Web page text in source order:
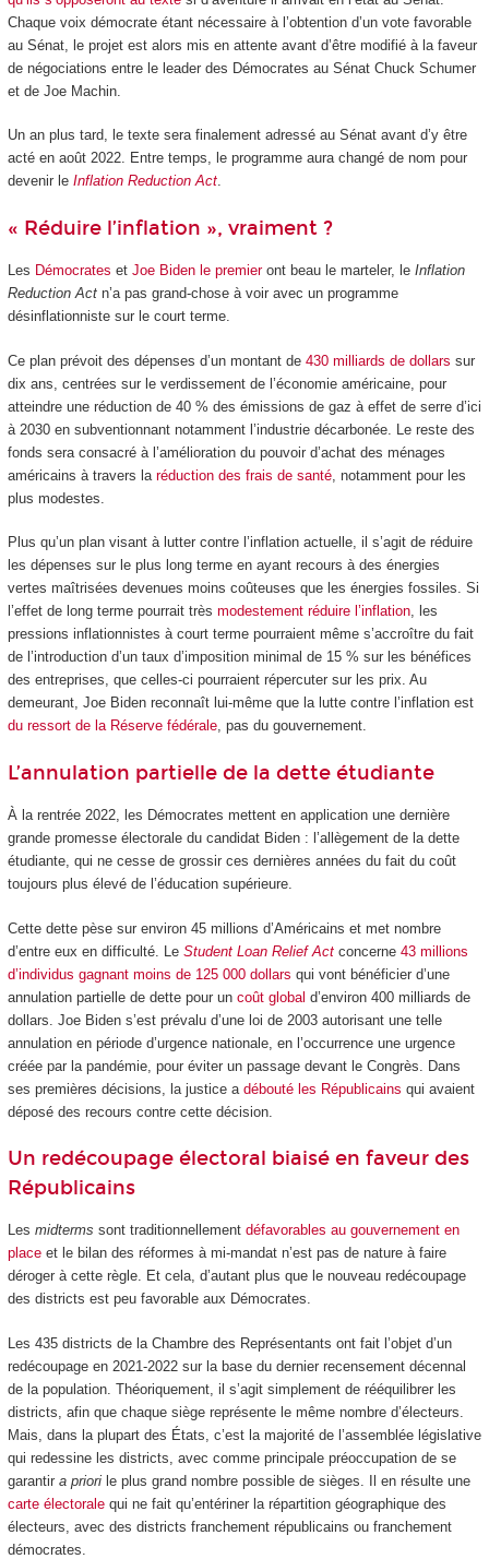
Chaque voix démocrate étant nécessaire à l’obtention d’un vote favorable
au Sénat, le projet est alors mis en attente avant d’être modifié à la faveur
de négociations entre le leader des Démocrates au Sénat Chuck Schumer
et de Joe Machin.
Un an plus tard, le texte sera finalement adressé au Sénat avant d’y être
acté en août 2022. Entre temps, le programme aura changé de nom pour
devenir le Inflation Reduction Act.
« Réduire l’inflation », vraiment ?
Les Démocrates et Joe Biden le premieront beau le marteler, le Inflation
Reduction Actn’a pas grand-chose à voir avec un programme
désinflationniste sur le court terme.
Ce plan prévoit des dépenses d’un montant de 430 milliards de dollars sur
dix ans, centrées sur le verdissement de l’économie américaine, pour
atteindre une réduction de 40 % des émissions de gaz à effet de serre d’ici
à 2030 en subventionnant notamment l’industrie décarbonée. Le reste des
fonds sera consacré à l’amélioration du pouvoir d’achat des ménages
américains à travers la réduction des frais de santé, notamment pour les
plus modestes.
Plus qu’un plan visant à lutter contre l’inflation actuelle, il s’agit de réduire
les dépenses sur le plus long terme en ayant recours à des énergies
vertes maîtrisées devenues moins coûteuses que les énergies fossiles. Si
l’effet de long terme pourrait très modestement réduire l’inflation, les
pressions inflationnistes à court terme pourraient même s’accroître du fait
de l’introduction d’un taux d’imposition minimal de 15 % sur les bénéfices
des entreprises, que celles-ci pourraient répercuter sur les prix. Au
demeurant, Joe Biden reconnaît lui-même que la lutte contre l’inflation est
du ressort de la Réserve fédérale, pas du gouvernement.
L’annulation partielle de la dette étudiante
À la rentrée 2022, les Démocrates mettent en application une dernière
grande promesse électorale du candidat Biden : l’allègement de la dette
étudiante, qui ne cesse de grossir ces dernières années du fait du coût
toujours plus élevé de l’éducation supérieure.
Cette dette pèse sur environ 45 millions d’Américains et met nombre
d’entre eux en difficulté. Le Student Loan Relief Actconcerne 43 millions
d’individus gagnant moins de 125 000 dollars qui vont bénéficier d’une
annulation partielle de dette pour un coût global d’environ 400 milliards de
dollars. Joe Biden s’est prévalu d’une loi de 2003 autorisant une telle
annulation en période d’urgence nationale, en l’occurrence une urgence
créée par la pandémie, pour éviter un passage devant le Congrès. Dans
ses premières décisions, la justice a débouté les Républicains qui avaient
déposé des recours contre cette décision.
Un redécoupage électoral biaisé en faveur des
Républicains
Les midterms sont traditionnellement défavorables au gouvernement en
placeet le bilan des réformes à mi-mandat n’est pas de nature à faire
déroger à cette règle. Et cela, d’autant plus que le nouveau redécoupage
des districts est peu favorable aux Démocrates.
Les 435 districts de la Chambre des Représentants ont fait l’objet d’un
redécoupage en 2021-2022 sur la base du dernier recensement décennal
de la population. Théoriquement, il s’agit simplement de rééquilibrer les
districts, afin que chaque siège représente le même nombre d’électeurs.
Mais, dans la plupart des États, c’est la majorité de l’assemblée législative
qui redessine les districts, avec comme principale préoccupation de se
garantir a priorile plus grand nombre possible de sièges. Il en résulte une
carte électoralequi ne fait qu’entériner la répartition géographique des
électeurs, avec des districts franchement républicains ou franchement
démocrates.